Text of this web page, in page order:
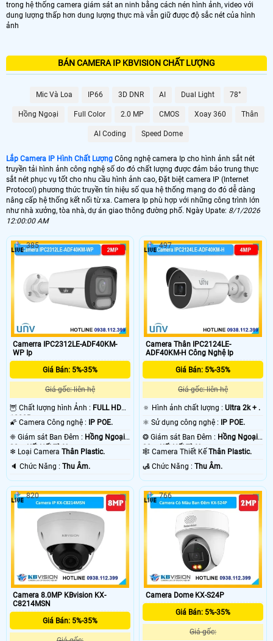
GIÁ LẮP CAMERA
🌐 Bộ Camera Ip Giá Rẻ Dahua
5.900.000 VNĐ Trọn Bộ Camera Ip
📶 Lắp 1 Camera Wifi Ip Ebitcam
🔗 Lắp Camera IP FULL Color
8.700,000 VNĐ Lắp Camera Ip Có Màu Ban Đêm
🔥 Bõ Camera Ip Có Micro
7.300.000 VNĐ Lắp Camera IP Có Thu Âm
🖥 Camera Ip FuLL HD 1080P có chất lượng hình ảnh sắt nét đáng để đầu
tư nhất cho 1 bộ camera giá rẻ hình ảnh sắt nét. Với công nghệ camera Ip
hình ảnh sáng đẹp giám sát qua mạng điện thoại ổ định. Hình ảnh của
camera Ip sắt nét hơn đến 20% so với camera HD analog và điều đặt biệt
hơn khi thi công camera Ip thì sẽ gọn hơn đẹp hơn..
🎁 Camera Ip là dòng camera truyền hình ảnh thông qua mạng internet theo cơ
chế số học. do đó chất lượng hình ảnh của camera IP không phụ thuộc vào
khoảng cách truyền tải tín hiệu. chính vì vây các dự án lớn thường sử dụng
camera IP
với mục đích dễ dàng nâng cấp dễ dàng sửa chửa cho toàn bộ hệ
thống . 💡
trong hệ thống camera giám sát an ninh bằng cách nén hình ảnh, video với
dung lượng thấp hơn dung lượng thực mà vẫn giữ được độ sắc nét của hình
ảnh
BÁN CAMERA IP KBVISION CHẤT LƯỢNG
Mic Và Loa IP66 3D DNR AI Dual Light 78°
Hồng Ngoại Full Color 2.0 MP CMOS Xoay 360 Thân
AI Coding Speed Dome
Lắp Camera IP Hình Chất Lượng Công nghệ camera Ip cho hình ảnh sắt nét
truyền tải hình ảnh công nghệ số do đó chất lượng được đảm bảo trung thực
sắt nét phục vụ tốt cho nhu cầu hình ảnh cao, Đặt biệt camera IP (Internet
Protocol) phương thức truyền tín hiệu số qua hệ thống mạng do đó dễ dàng
nâng cấp hệ thống kết nối từ xa. Camera Ip phù hợp với những công trình lớn
như nhà xưởng, tòa nhà, dự án giao thông đường phố. Ngày Upate: 8/1/2026
12:00:00 AM
Camerra IPC2312LE-ADF40KM-
WP Ip
Giá Bán: 5%-35%
Giá gốc: liên hệ
🦉 Chất lượng hình Ảnh : FULL HD
1080P .
🌠 Camera Công nghệ :
IP POE.
❈ Giám sát Ban Đêm : Hồng Ngoại
30m Kết Nối Từ Xa.
❄ Loại Camera Thân Plastic.
️🔈 Chức Năng : Thu Âm.
385
Camera Thân IPC2124LE-
ADF40KM-H Công Nghệ Ip
Giá Bán: 5%-35%
Giá gốc: liên hệ
🔅 Hình ảnh chất lượng :Ultra 2k + .
⚛️ Sử dụng công nghệ :
IP POE.
❂ Giám sát Ban Đêm : Hồng Ngoại
30m Kết Nối Từ Xa.
🕸️ Camera Thiết KếThân Plastic.
️🛃 Chức Năng :Thu Âm.
497
Camera 8.0MP KBvision KX-
C8214MSN
Giá Bán: 5%-35%
820
Camera Dome KX-S24P
Giá Bán: 5%-35%
Giá gốc:
766